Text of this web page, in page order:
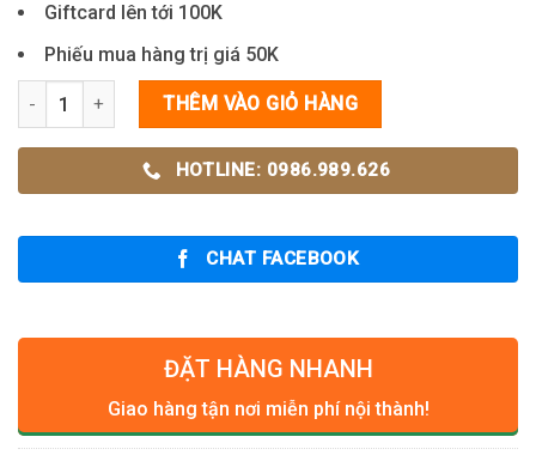
Giftcard lên tới 100K
Phiếu mua hàng trị giá 50K
Bộ Bàn Ghế Móc Gỗ Gụ số lượng
THÊM VÀO GIỎ HÀNG
HOTLINE: 0986.989.626
CHAT FACEBOOK
ĐẶT HÀNG NHANH
Giao hàng tận nơi miễn phí nội thành!